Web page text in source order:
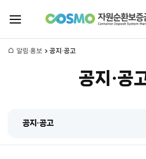
자
보
전
체
메
뉴
공지·공고
공지·공고
홈
알림·홍보 공지·공고
공지·공